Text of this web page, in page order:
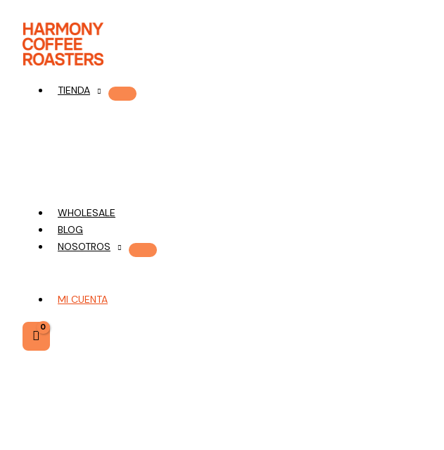
contenido
TIENDA
WHOLESALE
BLOG
NOSOTROS
MI CUENTA